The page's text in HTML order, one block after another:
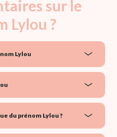
sur le
Lylou ?
Lylou
du prénom Lylou ?